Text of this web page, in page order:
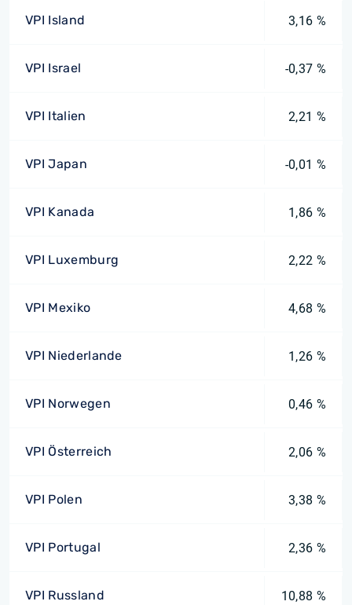
VPI Island 3,16 %
VPI Israel -0,37 %
VPI Italien 2,21 %
VPI Japan -0,01 %
VPI Kanada 1,86 %
VPI Luxemburg 2,22 %
VPI Mexiko 4,68 %
VPI Niederlande 1,26 %
VPI Norwegen 0,46 %
VPI Österreich 2,06 %
VPI Polen 3,38 %
VPI Portugal 2,36 %
VPI Russland 10,88 %